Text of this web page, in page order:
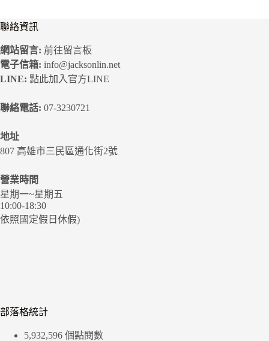
聯絡資訊
網站留言: 前往留言板
電子信箱: info@jacksonlin.net
LINE: 點此加入官方LINE
聯絡電話: 07-3230721
地址
807 高雄市三民區通化街2號
營業時間
星期一~星期五
10:00-18:30
依照國定假日休假)
部落格統計
5,932,596 個點閱數